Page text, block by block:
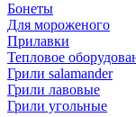
Бонеты
Для мороженого
Прилавки
Тепловое
Грили salamander
Грили лавовые
Грили угольные